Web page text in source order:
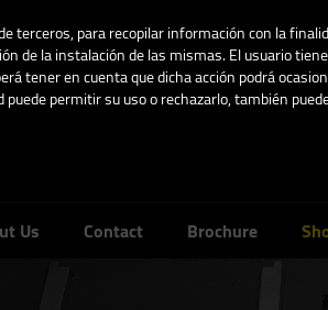
terceros, para recopilar información con la
de la instalación de las mismas. El usuario
tener en cuenta que dicha acción podrá
permitir su uso o rechazarlo, también
Us Contact Brochure